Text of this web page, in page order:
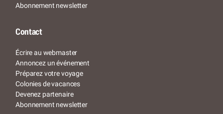
Abonnement newsletter
Contact
Écrire au webmaster
Annoncez un événement
Préparez votre voyage
Colonies de vacances
Devenez partenaire
Abonnement newsletter